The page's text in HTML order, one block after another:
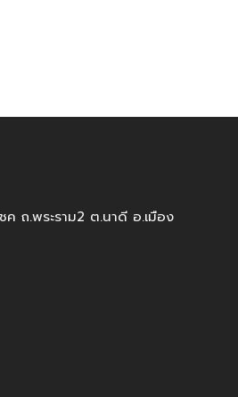
ถ.พระราม2 ต.นาดี อ.เมือง